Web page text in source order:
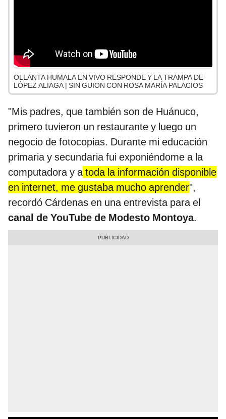
OLLANTA HUMALA EN VIVO RESPONDE Y LA TRAMPA DE
LÓPEZ ALIAGA | SIN GUION CON ROSA MARÍA PALACIOS
"Mis padres, que también son de Huánuco,
primero tuvieron un restaurante y luego un
negocio de fotocopias. Durante mi educación
primaria y secundaria fui exponiéndome a la
computadora y a toda la información disponible
en internet, me gustaba mucho aprender",
recordó Cárdenas en una entrevista para el
canal de YouTube de Modesto Montoya.